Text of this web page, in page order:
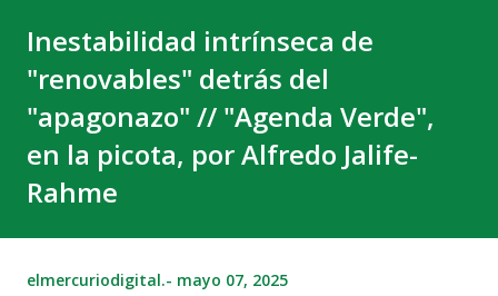
Inestabilidad intrínseca de
"renovables" detrás del
"apagonazo" // "Agenda Verde",
en la picota, por Alfredo Jalife-
Rahme
elmercuriodigital.- mayo 07, 2025